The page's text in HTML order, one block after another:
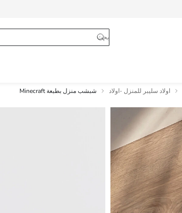
اولاد سليبر للمنزل -اولاد شبشب منزل بطبعة Minecraft